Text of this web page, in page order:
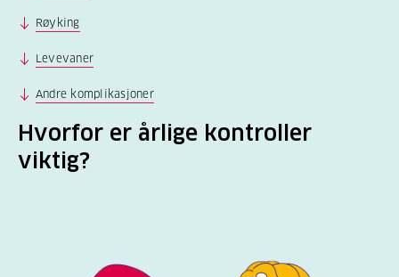
Røyking
Levevaner
Andre komplikasjoner
Hvorfor er årlige kontroller
viktig?